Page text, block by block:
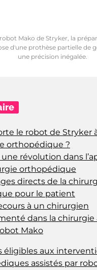
Mako de Stryker, la
d'une prothèse partielle de
une précision inégalée.
le robot de Stryker
orthopédique ?
une révolution dans
orthopédique
directs de la
pour le patient
à un chirurgien
dans la chirurgie
Mako
éligibles aux
assistés par